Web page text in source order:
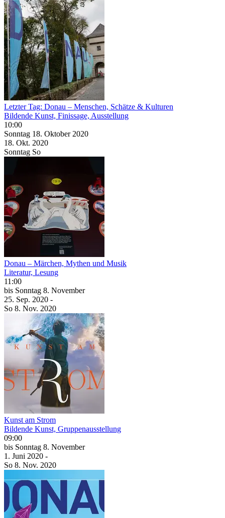
Letzter Tag: Donau – Menschen, Schätze & Kulturen
Bildende Kunst, Finissage, Ausstellung
10:00
Sonntag 18. Oktober 2020
18. Okt. 2020
Sonntag So
Donau – Märchen, Mythen und Musik
Literatur, Lesung
11:00
bis Sonntag 8. November
25. Sep. 2020 -
So 8. Nov. 2020
Kunst am Strom
Bildende Kunst, Gruppenausstellung
09:00
bis Sonntag 8. November
1. Juni 2020 -
So 8. Nov. 2020